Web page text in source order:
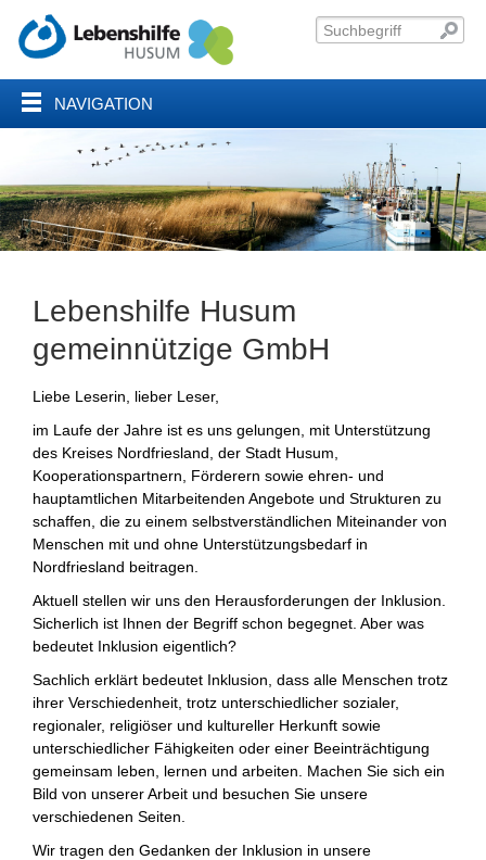
NAVIGATION
Lebenshilfe Husum
gemeinnützige GmbH
Liebe Leserin, lieber Leser,
im Laufe der Jahre ist es uns gelungen, mit Unterstützung
des Kreises Nordfriesland, der Stadt Husum,
Kooperationspartnern, Förderern sowie ehren- und
hauptamtlichen Mitarbeitenden Angebote und Strukturen zu
schaffen, die zu einem selbstverständlichen Miteinander von
Menschen mit und ohne Unterstützungsbedarf in
Nordfriesland beitragen.
Aktuell stellen wir uns den Herausforderungen der Inklusion.
Sicherlich ist Ihnen der Begriff schon begegnet. Aber was
bedeutet Inklusion eigentlich?
Sachlich erklärt bedeutet Inklusion, dass alle Menschen trotz
ihrer Verschiedenheit, trotz unterschiedlicher sozialer,
regionaler, religiöser und kultureller Herkunft sowie
unterschiedlicher Fähigkeiten oder einer Beeinträchtigung
gemeinsam leben, lernen und arbeiten. Machen Sie sich ein
Bild von unserer Arbeit und besuchen Sie unsere
verschiedenen Seiten.
Wir tragen den Gedanken der Inklusion in unsere